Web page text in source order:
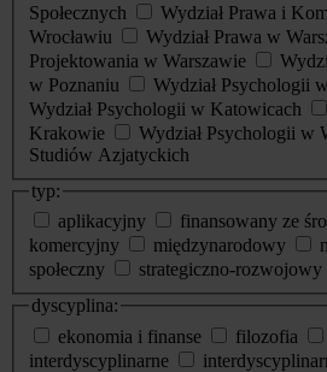
Społecznych
Wydział Prawa i
Wrocławiu
Wydział Prawa w
Projektowania w Warszawie
w Poznaniu
Wydział Psychologii
Wydział Psychologii w Katowicach
Krakowie
Wydział Psychologii w
Studiów Azjatyckich
typ:
aplikacyjny
finansowany ze
komercyjny
międzynarodowy
społeczny
strategiczno-rozwojowy
dyscyplina:
ekonomia i finanse
filozofia
interdyscyplinarne